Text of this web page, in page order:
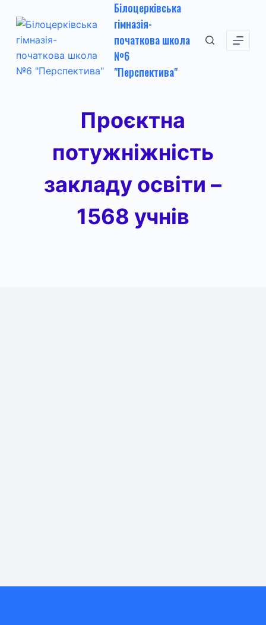
П
е
р
е
й
Білоцерківська
гімназія-
початкова школа
№6
"Перспектива"
Проєктна
потужніжність
закладу освіти –
1568 учнів